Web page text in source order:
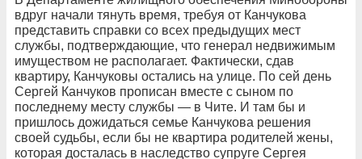
вдруг начали тянуть время, требуя от Канчукова
представить справки со всех предыдущих мест
службы, подтверждающие, что генерал недвижимым
имуществом не располагает. Фактически, сдав
квартиру, Канчуковы остались на улице. По сей день
Сергей Канчуков прописан вместе с сыном по
последнему месту службы — в Чите. И там бы и
пришлось дожидаться семье Канчукова решения
своей судьбы, если бы не квартира родителей жены,
которая досталась в наследство супруге Сергея